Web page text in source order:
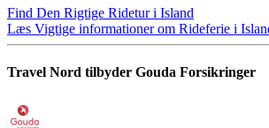
Find Den Rigtige Ridetur i Island
Læs Vigtige informationer om Rideferie i
Travel Nord tilbyder Gouda Forsikringer